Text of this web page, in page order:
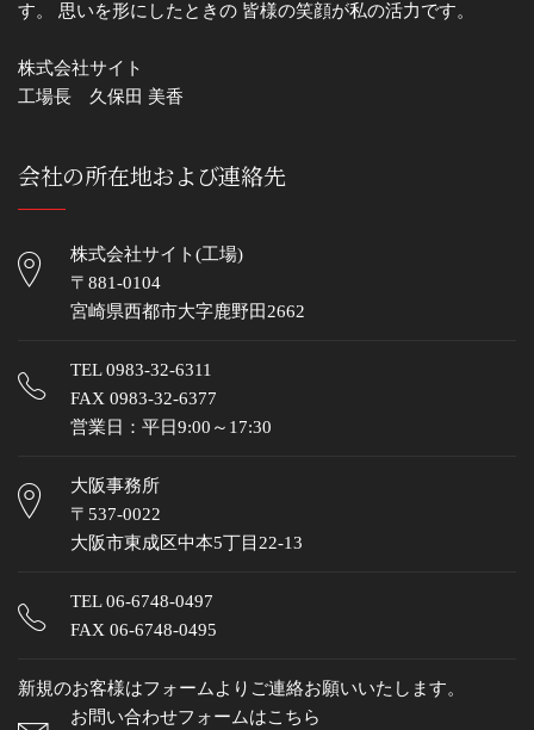
す。 思いを形にしたときの 皆様の笑顔が私の活力です。
株式会社サイト
工場長 久保田 美香
会社の所在地および連絡先
株式会社サイト(工場)
〒881-0104
宮崎県西都市大字鹿野田2662
TEL0983-32-6311
FAX 0983-32-6377
営業日：平日9:00～17:30
大阪事務所
〒537-0022
大阪市東成区中本5丁目22-13
TEL06-6748-0497
FAX 06-6748-0495
新規のお客様はフォームよりご連絡お願いいたします。
お問い合わせフォームはこちら